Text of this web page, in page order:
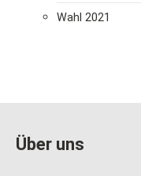
Wahl 2021
Über uns